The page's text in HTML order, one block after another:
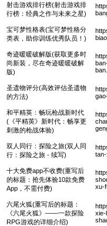
射击游戏排行榜(射击游戏排
行榜：经典之作与未来之星)
宝可梦性格表(宝可梦性格分
类表，助你训练优秀队员！)
奇迹暖暖破解版(获取更多时
尚新装，尽在奇迹暖暖破解
版)
圣遗物评分(高效评估圣遗物
的方法)
和平精英：畅玩枪战新时代
(《平精英》新时代：畅享更
刺激的枪战体验)
双人同行：探险之旅(双人同
行：探险之旅 - 续写)
十大免费app不收费(重写后
的标题：抢先体验10款免费
App，不需付费)
xu-
六尾火狐(重写后的标题：
《六尾火狐》——一款探险
RPG游戏的详细介绍)
xie-